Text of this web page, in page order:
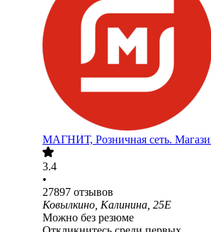
МАГНИТ, Розничная сеть.
3.4
•
27897 отзывов
Ковылкино, Калинина, 25Е
Можно без резюме